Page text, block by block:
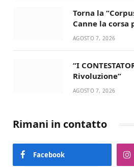
Torna la
Canne la corsa
dell’estate!
AGOSTO 7, 2026
“I
Rivoluzione”
AGOSTO 7, 2026
Rimani in contatto
Facebook